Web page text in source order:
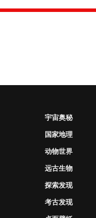
宇宙奥秘
国家地理
动物世界
远古生物
探索发现
考古发现